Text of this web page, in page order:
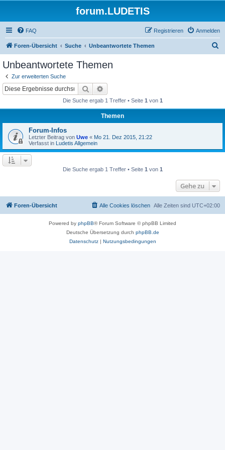
forum.LUDETIS
FAQ Anmelden
Registrieren
Foren-Übersicht Suche Unbeantwortete Themen
Unbeantwortete Themen
Zur erweiterten Suche
Suche
Die Suche ergab 1 Treffer • Seite 1 von 1
Themen
Forum-Infos
Letzter Beitrag von Uwe « Mo 21. Dez 2015, 21:22
Verfasst in Ludetis Allgemein
Die Suche ergab 1 Treffer • Seite 1 von 1
Gehe zu
Foren-Übersicht Alle Zeiten sind UTC+02:00
Alle Cookies löschen
Powered by phpBB® Forum Software © phpBB Limited
Deutsche Übersetzung durch phpBB.de
Datenschutz| Nutzungsbedingungen